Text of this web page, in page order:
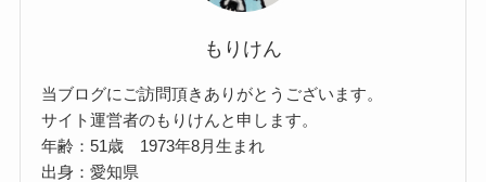
もりけん
当ブログにご訪問頂きありがとうございます。
サイト運営者のもりけんと申します。
年齢：51歳 1973年8月生まれ
出身：愛知県